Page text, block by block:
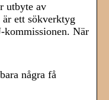
utbyte av
ett sökverktyg
kommissionen. När
några få